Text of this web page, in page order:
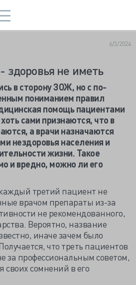
6/3/2024
здоровья не иметь
в сторону ЗОЖ, но с по-
пониманием правил
помощь пациентами
сами признаются, что в
а врачи назначаются
нездоровья населения и
жизни. Такое
и вредно, можно ли его
третий пациент не
врачом препараты из-за
не рекомендованного,
Вероятно, название
иначе зачем было
что треть пациентов
за профессиональным советом,
сомнений в его